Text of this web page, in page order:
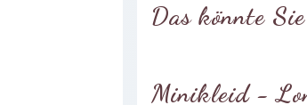
Das könnte
Minikleid -